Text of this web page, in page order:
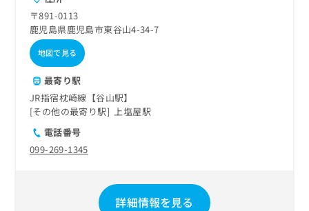
〒891-0113
鹿児島県鹿児島市東谷山4-34-7
地図で見る
最寄り駅
JR指宿枕崎線【谷山駅】
その他の最寄り駅
上塩屋駅
電話番号
099-269-1345
詳細情報を見る